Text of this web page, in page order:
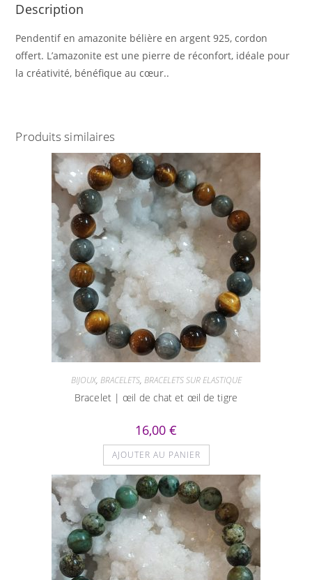
Description
Pendentif en amazonite bélière en argent 925, cordon
offert. L’amazonite est une pierre de réconfort, idéale pour
la créativité, bénéfique au cœur..
Produits similaires
BIJOUX, BRACELETS, BRACELETS SUR ELASTIQUE
Bracelet | œil de chat et œil de tigre
16,00 €
AJOUTER AU PANIER